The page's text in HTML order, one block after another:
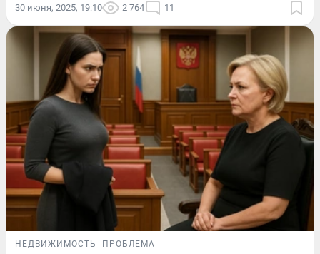
30 июня, 2025, 19:10 2 764 11
НЕДВИЖИМОСТЬ ПРОБЛЕМА